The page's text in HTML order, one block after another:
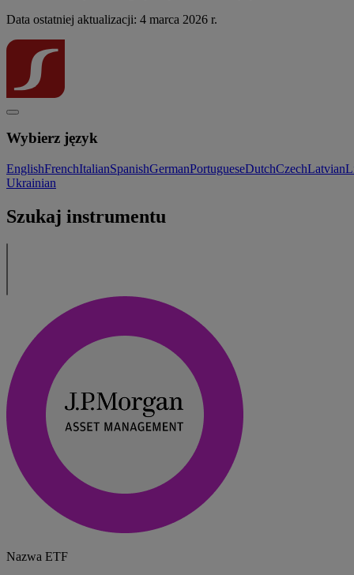
Data ostatniej aktualizacji: 4 marca 2026 r.
Wybierz język
EnglishFrenchItalianSpanishGermanPortugueseDutchCzechLatvian
Ukrainian
Szukaj instrumentu
Nazwa ETF